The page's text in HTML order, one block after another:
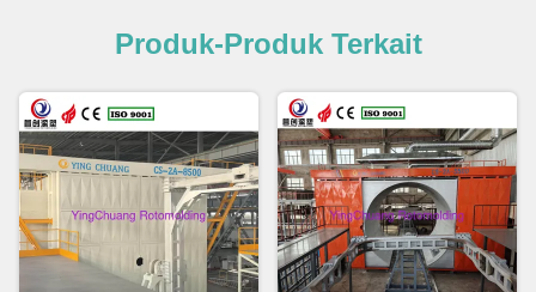
Produk-Produk Terkait